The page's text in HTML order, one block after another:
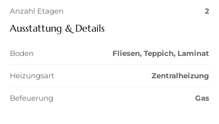
Anzahl Etagen 2
Ausstattung & Details
Boden Fliesen, Teppich, Laminat
Heizungsart Zentralheizung
Befeuerung Gas